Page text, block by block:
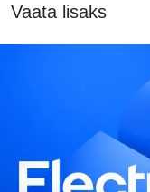
Vaata lisaks